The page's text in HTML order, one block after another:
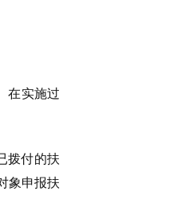
在实施过
拨付的扶
象申报扶